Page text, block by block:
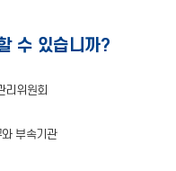
수 있습니까?
리위원회
와 부속기관